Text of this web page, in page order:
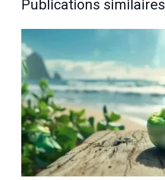
Publications similaires